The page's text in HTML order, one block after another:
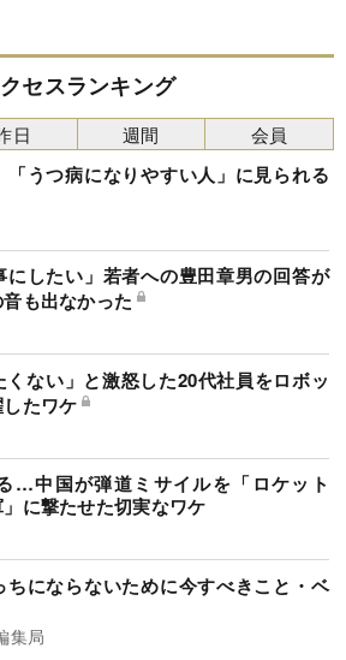
セスランキング
「うつ病になりやすい人」に見られる
にしたい」若者への豊田章男の回答が
も出なかった
ない」と激怒した20代社員をロボッ
たワケ
…中国が弾道ミサイルを「ロケット
に撃たせた切実なワケ
ちにならないために今すべきこと・ベ
集局
日 週間 会員